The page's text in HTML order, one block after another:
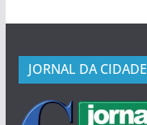
JORNAL DA CIDADE